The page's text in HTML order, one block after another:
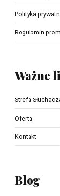
Polityka
Regulamin
Ważne
Strefa
Oferta
Kontakt
Blog